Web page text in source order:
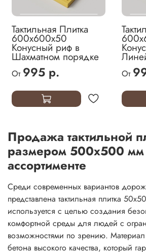
Тактильная Плитка
600х600х50
Конусный риф в
Шахматном порядке
От 995 р. От
Продажа тактильной
размером 500х500
ассортименте
Среди современных вариантов
представлена тактильная плитка
используется с целью создания
комфортной среды для людей с
возможностями по зрению.
бетона высокого качества, который